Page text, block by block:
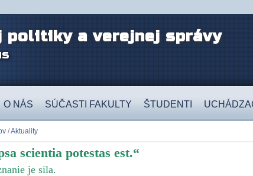
politiky a verejnej správy
O NÁS SÚČASTI FAKULTY ŠTUDENTI
/Aktuality
scientia potestas est.“
je sila.